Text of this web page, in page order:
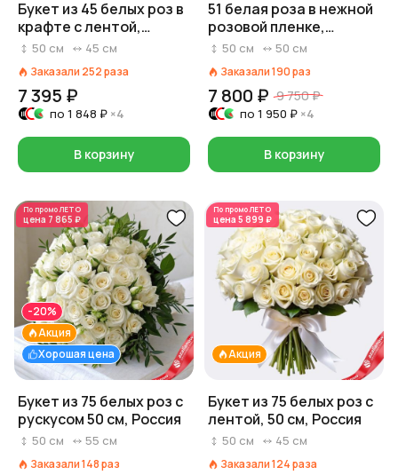
Букет из 45 белых роз в
крафте с лентой,
Россия, 50 см
50 см 45 см
Заказали 252раза
7 395 ₽
по 1 848 ₽ ×4
В корзину
51 белая роза в нежной
розовой пленке,
Россия, 50 см
50 см 50 см
Заказали190раз
7 800 ₽ 9 750 ₽
по 1 950 ₽ ×4
В корзину
По промоЛЕТО
цена 7 865 ₽
Хорошая цена
Акция
-20%
Букет из 75 белых роз с
рускусом 50 см, Россия
50 см 55 см
Заказали148раз
По промоЛЕТО
цена 5 899 ₽
Акция
Букет из 75 белых роз с
лентой, 50 см, Россия
50 см 45 см
Заказали124раза